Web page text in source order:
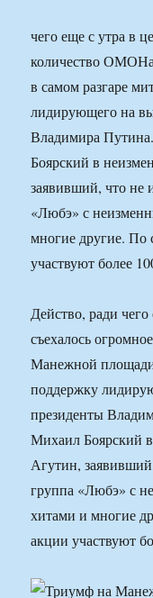
чего еще с утра в
количество
в самом разгаре
лидирующего на
Владимира
Боярский в
заявивший, что не
«Любэ» с
многие другие. По
участвуют более
Действо, ради
съехалось
Манежной площади
поддержку
президенты
Михаил Боярский
Агутин,
группа «Любэ» с
хитами и многие
акции участвуют